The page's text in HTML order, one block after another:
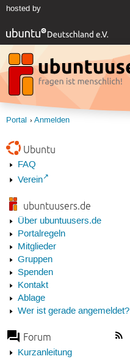
hosted by
Portal Anmelden
Ubuntu
FAQ
Verein
ubuntuusers.de
Über ubuntuusers.de
Portalregeln
Mitglieder
Gruppen
Spenden
Kontakt
Ablage
Wer ist gerade angemeldet?
Forum
Kurzanleitung